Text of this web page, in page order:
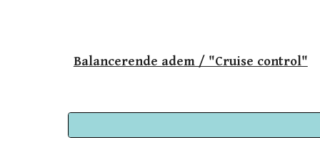
Balancerende adem / "Cruise control"